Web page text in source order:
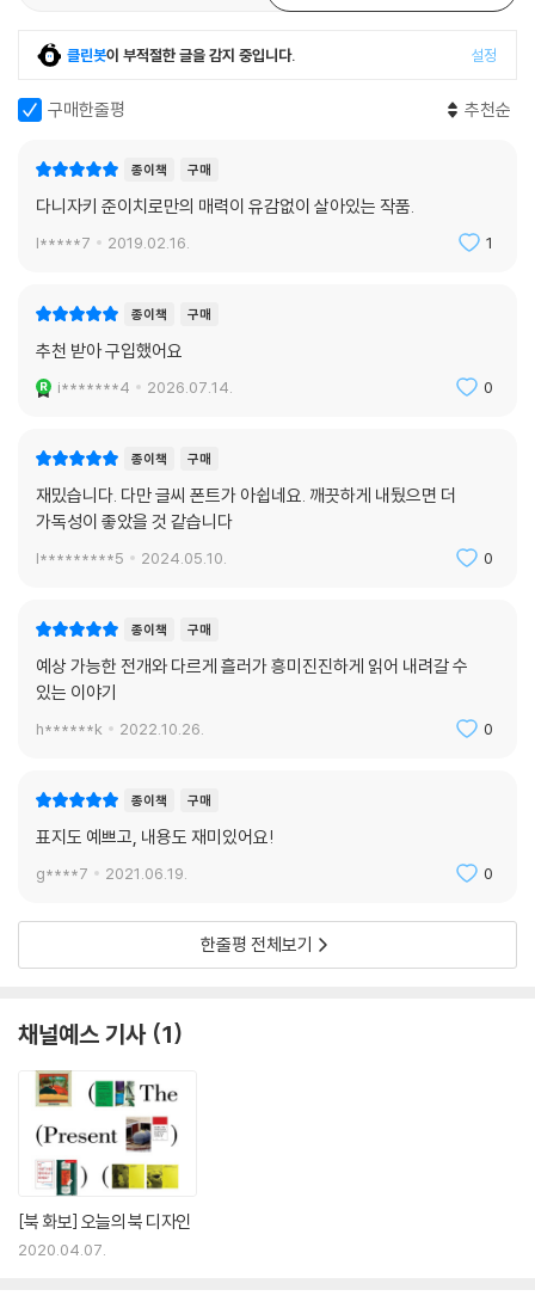
클린봇이 부적절한 글을 감지 중입니다. 설정
구매한줄평 추천순
종이책 구매
다니자키 준이치로만의 매력이 유감없이 살아있는 작품.
l*****7 2019.02.16. 1
종이책 구매
추천 받아 구입했어요
i*******4 2026.07.14. 0
종이책 구매
재밌습니다. 다만 글씨 폰트가 아쉽네요. 깨끗하게 내뒀으면 더
가독성이 좋았을 것 같습니다
l*********5 2024.05.10. 0
종이책 구매
예상 가능한 전개와 다르게 흘러가 흥미진진하게 읽어 내려갈 수
있는 이야기
h******k 2022.10.26. 0
종이책 구매
표지도 예쁘고, 내용도 재미있어요!
g****7 2021.06.19. 0
한줄평 전체보기
채널예스 기사 1
[북 화보] 오늘의 북 디자인
2020.04.07.